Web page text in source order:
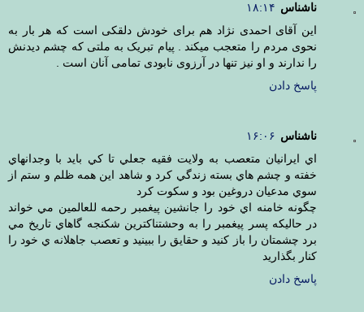
ناشناس ۱۸:۱۴
این آقای احمدی نژاد هم برای خودش دلقکی است که هر بار به
نحوی مردم را متعجب میکند . پیام تبریک به ملتی که چشم دیدنش
را ندارند و او نیز تنها در آرزوی نابودی تمامی آنان است .
پاسخ دادن
ناشناس ۱۶:۰۶
اي ايرانيان متعصب به ولايت فقيه جعلي تا كي بايد با وجدانهاي
خفته و چشم هاي بسته زندگي كرد و شاهد اين همه ظلم و ستم از
سوي مدعيان دروغين بود و سكوت كرد
چگونه خامنه اي خود را جانشين پيغمبر رحمه للعالمين مي خواند
در حاليكه پسر پيغمبر را به وحشتناكترين شكنجه گاهاي تاريخ مي
برد چشمتان را باز كنيد و حقايق را ببينيد و تعصب جاهلانه ي خود را
كنار بگذاريد
پاسخ دادن